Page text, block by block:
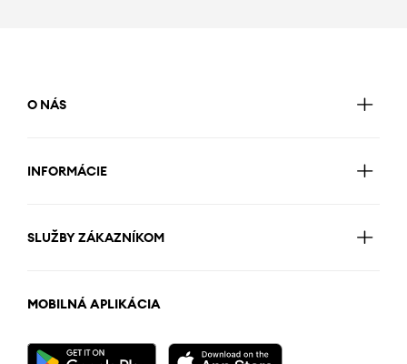
O NÁS
INFORMÁCIE
SLUŽBY ZÁKAZNÍKOM
MOBILNÁ APLIKÁCIA